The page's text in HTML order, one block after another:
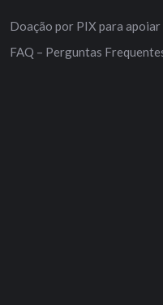
Doação por PIX para
FAQ – Perguntas